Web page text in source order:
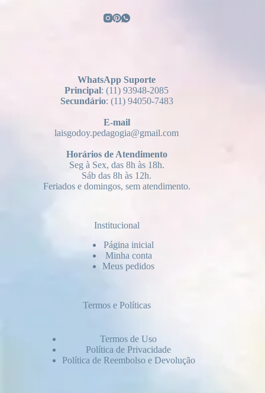
WhatsApp Suporte
Principal: (11) 93948-2085
Secundário: (11) 94050-7483
E-mail
laisgodoy.pedagogia@gmail.com
Horários de Atendimento
Seg à Sex, das 8h às 18h.
Sáb das 8h às 12h.
Feriados e domingos, sem atendimento.
Institucional
Página inicial
Minha conta
Meus pedidos
Termos e Políticas
Termos de Uso
Política de Privacidade
Política de Reembolso e Devolução